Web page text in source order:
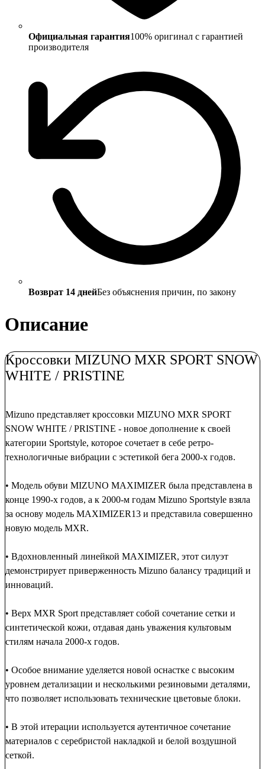
Официальная гарантия100% оригинал с гарантией
производителя
Возврат 14 днейБез объяснения причин, по закону
Описание
Кроссовки MIZUNO MXR SPORT SNOW
WHITE / PRISTINE
Mizuno представляет кроссовки MIZUNO MXR SPORT
SNOW WHITE / PRISTINE - новое дополнение к своей
категории Sportstyle, которое сочетает в себе ретро-
технологичные вибрации с эстетикой бега 2000-х годов.
• Модель обуви MIZUNO MAXIMIZER была представлена ​​в
конце 1990-х годов, а к 2000-м годам Mizuno Sportstyle взяла
за основу модель MAXIMIZER13 и представила совершенно
новую модель MXR.
• Вдохновленный линейкой MAXIMIZER, этот силуэт
демонстрирует приверженность Mizuno балансу традиций и
инноваций.
• Верх MXR Sport представляет собой сочетание сетки и
синтетической кожи, отдавая дань уважения культовым
стилям начала 2000-х годов.
• Особое внимание уделяется новой оснастке с высоким
уровнем детализации и несколькими резиновыми деталями,
что позволяет использовать технические цветовые блоки.
• В этой итерации используется аутентичное сочетание
материалов с серебристой накладкой и белой воздушной
сеткой.